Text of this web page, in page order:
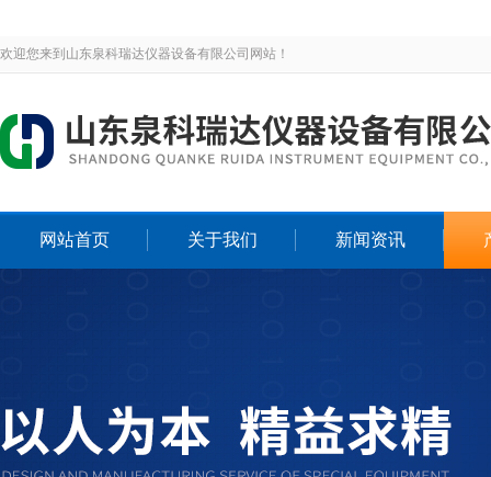
欢迎您来到山东泉科瑞达仪器设备有限公司网站！
网站首页 关于我们 新闻资讯